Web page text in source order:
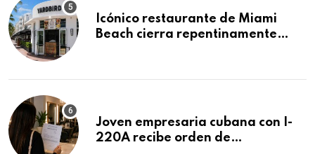
Icónico restaurante de Miami
Beach cierra repentinamente
Joven empresaria cubana con I-
220A recibe orden de